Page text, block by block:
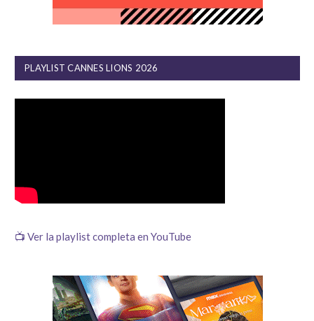
PLAYLIST CANNES LIONS 2026
📺 Ver la playlist completa en YouTube